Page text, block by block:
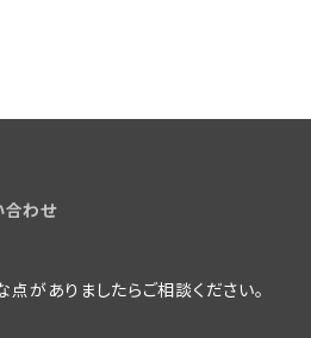
合わせ
がありましたらご相談ください。